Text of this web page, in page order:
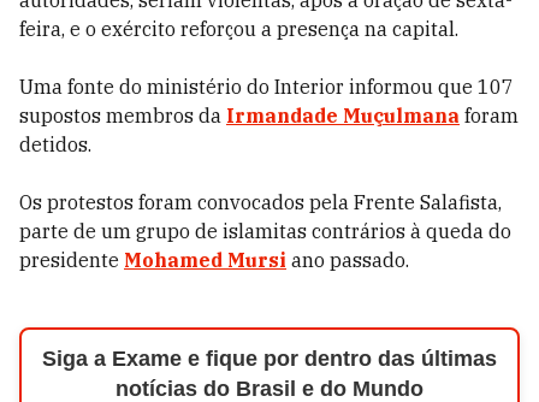
feira, e o exército reforçou a presença na capital.
Uma fonte do ministério do Interior informou que 107
supostos membros da Irmandade Muçulmana foram
detidos.
Os protestos foram convocados pela Frente Salafista,
parte de um grupo de islamitas contrários à queda do
presidente Mohamed Mursi ano passado.
Siga a Exame e fique por dentro das últimas
notícias do Brasil e do Mundo